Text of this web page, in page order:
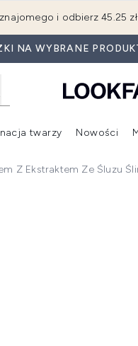
i odbierz 45.25
NA WYBRANE
Wejdź do podmenu (Beauty Box)
Wejdź do podmenu (Marki)
twarzy Nowości
Z Ekstraktem Ze Śluzu